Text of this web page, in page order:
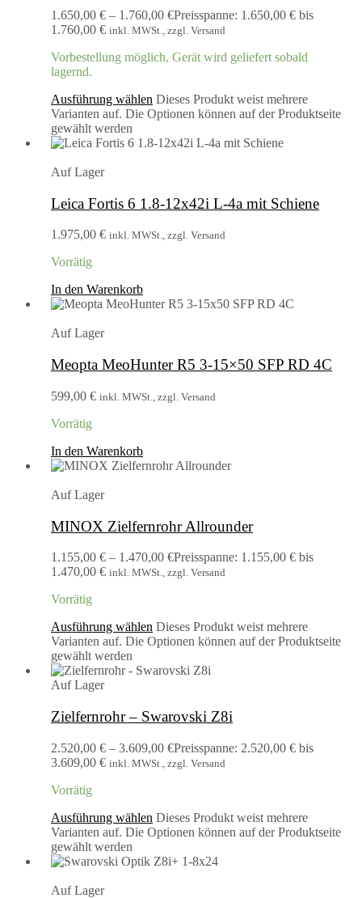
1.650,00 € – 1.760,00 €Preisspanne: 1.650,00 € bis
1.760,00 € inkl. MWSt., zzgl. Versand
Vorbestellung möglich, Gerät wird geliefert sobald
lagernd.
Ausführung wählen Dieses Produkt weist mehrere
Varianten auf. Die Optionen können auf der Produktseite
gewählt werden
Auf Lager
Leica Fortis 6 1.8-12x42i L-4a mit Schiene
1.975,00 € inkl. MWSt., zzgl. Versand
Vorrätig
In den Warenkorb
Auf Lager
Meopta MeoHunter R5 3-15×50 SFP RD 4C
599,00 € inkl. MWSt., zzgl. Versand
Vorrätig
In den Warenkorb
Auf Lager
MINOX Zielfernrohr Allrounder
1.155,00 € – 1.470,00 €Preisspanne: 1.155,00 € bis
1.470,00 € inkl. MWSt., zzgl. Versand
Vorrätig
Ausführung wählen Dieses Produkt weist mehrere
Varianten auf. Die Optionen können auf der Produktseite
gewählt werden
Auf Lager
Zielfernrohr – Swarovski Z8i
2.520,00 € – 3.609,00 €Preisspanne: 2.520,00 € bis
3.609,00 € inkl. MWSt., zzgl. Versand
Vorrätig
Ausführung wählen Dieses Produkt weist mehrere
Varianten auf. Die Optionen können auf der Produktseite
gewählt werden
Auf Lager